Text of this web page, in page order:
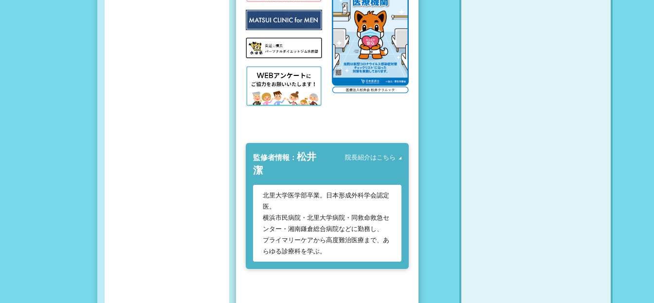
監修者情報： 松井
潔
院長紹介はこちら
北里大学医学部卒業。日本形成外科学会認定
医。
横浜市民病院・北里大学病院・同救命救急セ
ンター・湘南鎌倉総合病院などに勤務し、
プライマリーケアから高度難治医療まで、あ
らゆる診療科を学ぶ。